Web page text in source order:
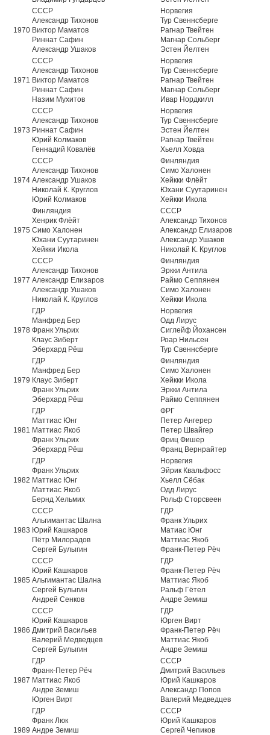
1970
СССР
Александр Тихонов
Виктор Маматов
Риннат Сафин
Александр Ушаков
Норвегия
Тур Свеннсберге
Рагнар Твейтен
Магнар Сольберг
Эстен Йелтен
1971
СССР
Александр Тихонов
Виктор Маматов
Риннат Сафин
Назим Мухитов
Норвегия
Тур Свеннсберге
Рагнар Твейтен
Магнар Сольберг
Ивар Нордкилл
1973
СССР
Александр Тихонов
Риннат Сафин
Юрий Колмаков
Геннадий Ковалёв
Норвегия
Тур Свеннсберге
Эстен Йелтен
Рагнар Твейтен
Хьелл Ховда
1974
СССР
Александр Тихонов
Александр Ушаков
Николай К. Круглов
Юрий Колмаков
Финляндия
Симо Халонен
Хейкки Флёйт
Юхани Суутаринен
Хейкки Икола
1975
Финляндия
Хенрик Флёйт
Симо Халонен
Юхани Суутаринен
Хейкки Икола
СССР
Александр Тихонов
Александр Елизаров
Александр Ушаков
Николай К. Круглов
1977
СССР
Александр Тихонов
Александр Елизаров
Александр Ушаков
Николай К. Круглов
Финляндия
Эркки Антила
Раймо Сеппянен
Симо Халонен
Хейкки Икола
1978
ГДР
Манфред Бер
Франк Ульрих
Клаус Зиберт
Эберхард Рёш
Норвегия
Одд Лирус
Сиглейф Йохансен
Роар Нильсен
Тур Свеннсберге
1979
ГДР
Манфред Бер
Клаус Зиберт
Франк Ульрих
Эберхард Рёш
Финляндия
Симо Халонен
Хейкки Икола
Эркки Антила
Раймо Сеппянен
1981
ГДР
Маттиас Юнг
Маттиас Якоб
Франк Ульрих
Эберхард Рёш
ФРГ
Петер Ангерер
Петер Швайгер
Фриц Фишер
Франц Вернрайтер
1982
ГДР
Франк Ульрих
Маттиас Юнг
Маттиас Якоб
Бернд Хельмих
Норвегия
Эйрик Квальфосс
Хьелл Сёбак
Одд Лирус
Рольф Сторсвеен
1983
СССР
Альгимантас Шална
Юрий Кашкаров
Пётр Милорадов
Сергей Булыгин
ГДР
Франк Ульрих
Матиас Юнг
Маттиас Якоб
Франк-Петер Рёч
1985
СССР
Юрий Кашкаров
Альгимантас Шална
Сергей Булыгин
Андрей Сенков
ГДР
Франк-Петер Рёч
Маттиас Якоб
Ральф Гётел
Андре Земиш
1986
СССР
Юрий Кашкаров
Дмитрий Васильев
Валерий Медведцев
Сергей Булыгин
ГДР
Юрген Вирт
Франк-Петер Рёч
Маттиас Якоб
Андре Земиш
1987
ГДР
Франк-Петер Рёч
Маттиас Якоб
Андре Земиш
Юрген Вирт
СССР
Дмитрий Васильев
Юрий Кашкаров
Александр Попов
Валерий Медведцев
1989
ГДР
Франк Люк
Андре Земиш
СССР
Юрий Кашкаров
Сергей Чепиков